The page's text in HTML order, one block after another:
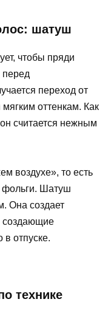
шатуш
чтобы пряди
переход от
оттенкам. Как
считается нежным
воздухе», то есть
фольги. Шатуш
Она создает
создающие
в отпуске.
технике